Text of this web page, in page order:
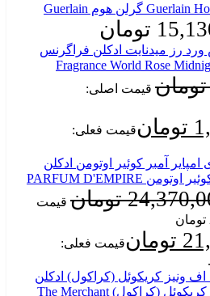
گرلن هوم Guerlain
تومان
ادکلن فراگرنس
تومان قیمت اصلی:
تومانقیمت فعلی:
ادکلن
پارفوم دی امپایر کوئیر اوتومن PARFUM D'EMPIRE
تومان قیمت
اصلی: 24,370,000 تومان
تومانقیمت فعلی:
ادکلن
د مرچنت اف ونیز کریکوئل (کراکول) The Merchant